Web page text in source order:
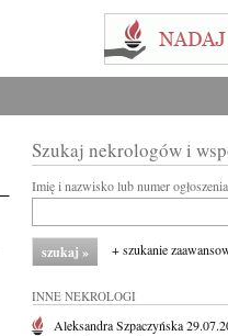
Szukaj nekrologów i
Imię i nazwisko lub numer
+ szukanie
INNE NEKROLOGI
Aleksandra Szpaczyńska